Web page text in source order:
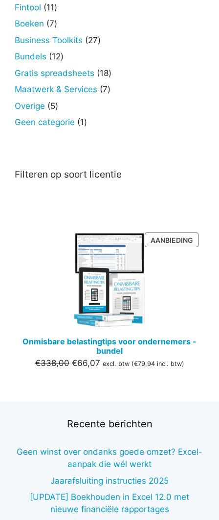
Fintool 1111
producten
Boeken 77
producten
Business Toolkits 2727
Bundels 1212
producten
Gratis spreadsheets 1818
producten
Maatwerk & Services 77
Overige 55
producten
Geen categorie 11
Filteren op soort licentie
AANBIEDING
IN
Onmisbare belastingtips voor ondernemers -
bundel
€338,00 Oorspronkelijke
€66,07Huidige
excl. btw (€79,94incl. btw)
Recente berichten
Geen winst over ondanks goede omzet? Excel-
aanpak die wél werkt
Jaarafsluiting instructies 2025
[UPDATE] Boekhouden in Excel 12.0 met
nieuwe financiële rapportages